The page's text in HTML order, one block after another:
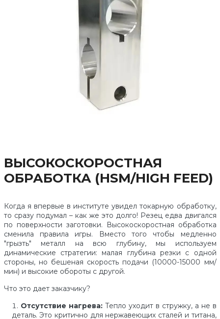
ВЫСОКОСКОРОСТНАЯ
ОБРАБОТКА (HSM/HIGH FEED)
Когда я впервые в институте увидел токарную обработку,
то сразу подумал – как же это долго! Резец едва двигался
по поверхности заготовки. Высокоскоростная обработка
сменила правила игры. Вместо того чтобы медленно
"грызть" металл на всю глубину, мы используем
динамические стратегии: малая глубина резки с одной
стороны, но бешеная скорость подачи (10000-15000 мм/
мин) и высокие обороты с другой.
Что это дает заказчику?
Отсутствие нагрева:Тепло уходит в стружку, а не в
деталь. Это критично для нержавеющих сталей и титана,